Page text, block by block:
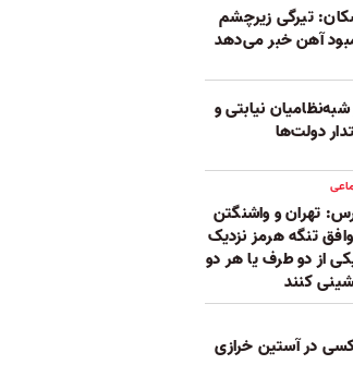
تیرگی زیرچشم
آهن خبر می‌دهد
نیابتی و
دولت‌ها
تهران و واشنگتن
تنگه هرمز نزدیک
از دو طرف یا هر دو
کنند
در آستین خرازی